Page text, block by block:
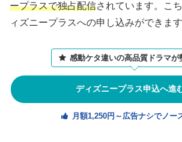
ープラスで独占配信されています。こ
ィズニープラスへの申し込みができま
感動ケタ違いの高品質ドラマが
ディズニープラス申込へ進
月額1,250円～広告ナシでノー